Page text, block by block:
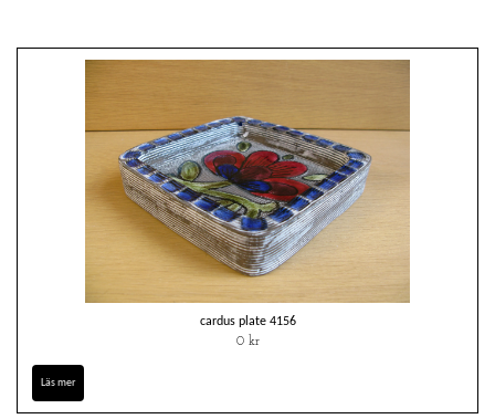
cardus plate 4156
0 kr
Läs mer